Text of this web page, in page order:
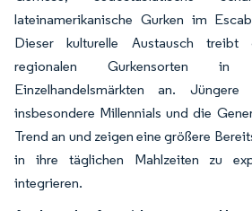
lateinamerikanische Gurken im
Dieser kulturelle Austausch treibt
regionalen Gurkensorten in
Einzelhandelsmärkten an. Jüngere
insbesondere Millennials und die
Trend an und zeigen eine größere
in ihre täglichen Mahlzeiten zu
integrieren.